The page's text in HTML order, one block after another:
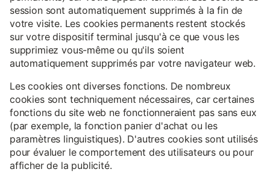
session sont automatiquement supprimés à la fin de
votre visite. Les cookies permanents restent stockés
sur votre dispositif terminal jusqu'à ce que vous les
supprimiez vous-même ou qu'ils soient
automatiquement supprimés par votre navigateur web.
Les cookies ont diverses fonctions. De nombreux
cookies sont techniquement nécessaires, car certaines
fonctions du site web ne fonctionneraient pas sans eux
(par exemple, la fonction panier d'achat ou les
paramètres linguistiques). D'autres cookies sont utilisés
pour évaluer le comportement des utilisateurs ou pour
afficher de la publicité.